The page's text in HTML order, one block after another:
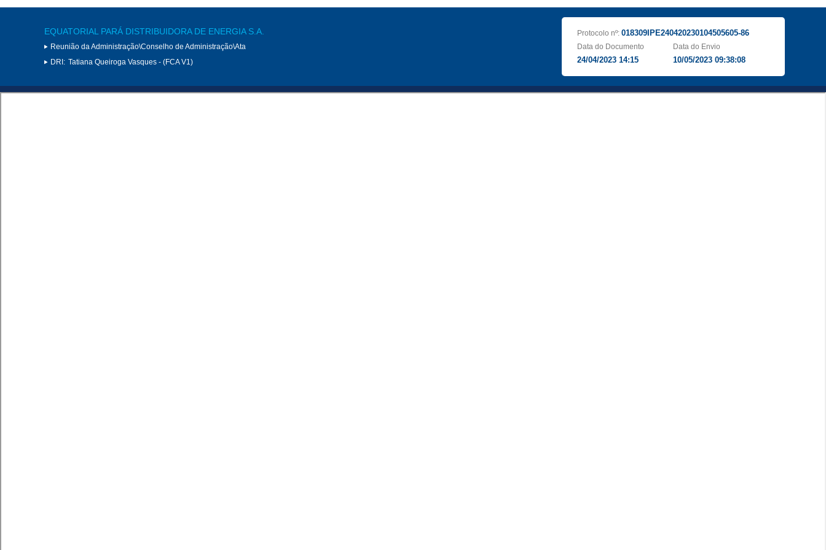
EQUATORIAL PARÁ DISTRIBUIDORA DE ENERGIA S.A.
Reunião da Administração\Conselho de Administração\Ata
DRI: Tatiana Queiroga Vasques - (FCA V1)
Protocolo nº: 018309IPE240420230104505605-86
Data do Documento
24/04/2023 14:15
Data do Envio
10/05/2023 09:38:08